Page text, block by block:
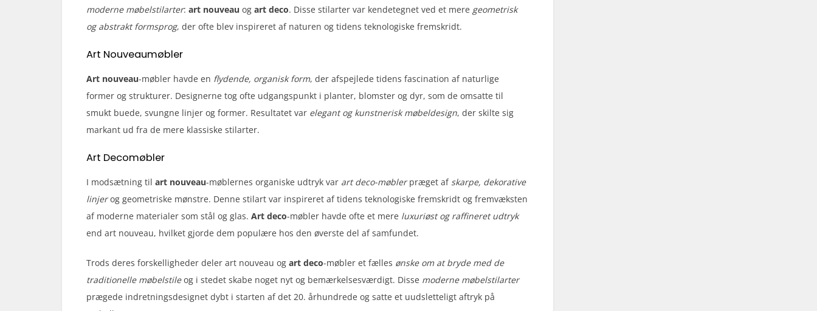
moderne møbelstilarter: art nouveau og art deco. Disse stilarter var kendetegnet ved et mere geometrisk
og abstrakt formsprog, der ofte blev inspireret af naturen og tidens teknologiske fremskridt.
Art Nouveaumøbler
Art nouveau-møbler havde en flydende, organisk form, der afspejlede tidens fascination af naturlige
former og strukturer. Designerne tog ofte udgangspunkt i planter, blomster og dyr, som de omsatte til
smukt buede, svungne linjer og former. Resultatet var elegant og kunstnerisk møbeldesign, der skilte sig
markant ud fra de mere klassiske stilarter.
Art Decomøbler
I modsætning til art nouveau-møblernes organiske udtryk var art deco-møblerpræget af skarpe, dekorative
linjerog geometriske mønstre. Denne stilart var inspireret af tidens teknologiske fremskridt og fremvæksten
af moderne materialer som stål og glas. Art deco-møbler havde ofte et mere luxuriøst og raffineret udtryk
end art nouveau, hvilket gjorde dem populære hos den øverste del af samfundet.
Trods deres forskelligheder deler art nouveau og art deco-møbler et fælles ønske om at bryde med de
traditionelle møbelstileog i stedet skabe noget nyt og bemærkelsesværdigt. Disse moderne møbelstilarter
prægede indretningsdesignet dybt i starten af det 20. århundrede og satte et uudsletteligt aftryk på